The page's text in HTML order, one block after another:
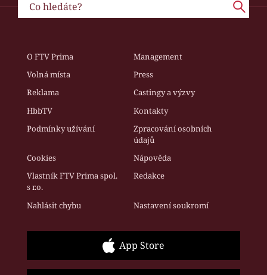
O FTV Prima
Management
Volná místa
Press
Reklama
Castingy a výzvy
HbbTV
Kontakty
Podmínky užívání
Zpracování osobních
údajů
Cookies
Nápověda
Vlastník FTV Prima spol.
s r.o.
Redakce
Nahlásit chybu Nastavení soukromí
App Store